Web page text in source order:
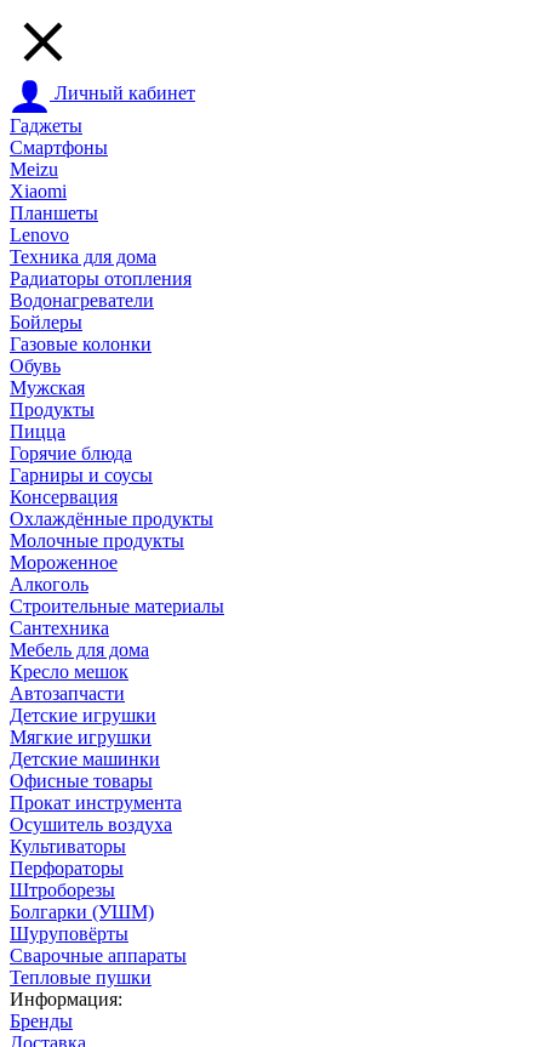
Личный кабинет
Гаджеты
Смартфоны
Meizu
Xiaomi
Планшеты
Lenovo
Техника для дома
Радиаторы отопления
Водонагреватели
Бойлеры
Газовые колонки
Обувь
Мужская
Продукты
Пицца
Горячие блюда
Гарниры и соусы
Консервация
Охлаждённые продукты
Молочные продукты
Мороженное
Алкоголь
Строительные материалы
Сантехника
Мебель для дома
Кресло мешок
Автозапчасти
Детские игрушки
Мягкие игрушки
Детские машинки
Офисные товары
Прокат инструмента
Осушитель воздуха
Культиваторы
Перфораторы
Штроборезы
Болгарки (УШМ)
Шуруповёрты
Сварочные аппараты
Тепловые пушки
Информация:
Бренды
Доставка